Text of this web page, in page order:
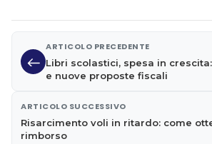
ARTICOLO PRECEDENTE
Libri scolastici, spesa in
e nuove proposte fiscali
ARTICOLO SUCCESSIVO
Risarcimento voli in ritardo: come
rimborso